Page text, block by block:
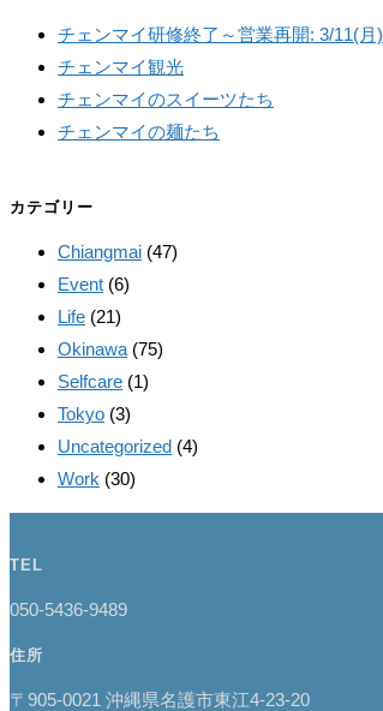
チェンマイ研修終了～営業再開: 3/11(月)
チェンマイ観光
チェンマイのスイーツたち
チェンマイの麺たち
カテゴリー
Chiangmai (47)
Event (6)
Life (21)
Okinawa (75)
Selfcare (1)
Tokyo (3)
Uncategorized (4)
Work (30)
TEL
050-5436-9489
住所
〒905-0021 沖縄県名護市東江4-23-20